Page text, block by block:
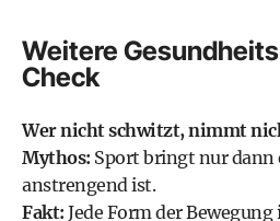
Weitere
Check
Wer nicht schwitzt, nimmt
Mythos: Sport bringt nur dann
anstrengend ist.
Fakt: Jede Form der Bewegung